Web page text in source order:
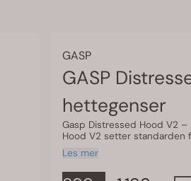
GASP
GASP
hettegenser
Gasp Distressed Hood V2 – For
Hood V2 setter standarden
er designet for deg som
og stil. Det tunge stoffet gir
passformen sikrer at du ser
Les mer